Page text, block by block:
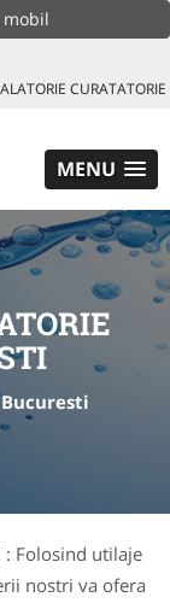
mobil
CURATATORIE
MENU
: Folosind utilaje
nostri va ofera